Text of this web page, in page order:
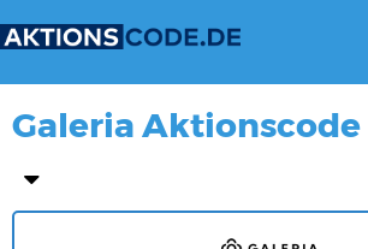
Galeria Aktionscode